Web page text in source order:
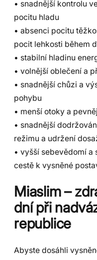
• snadnější kontrolu
pocitu hladu
• absenci pocitu
pocit lehkosti během
• stabilní hladinu
• volnější oblečení a
• snadnější chůzi a
pohybu
• menší otoky a
• snadnější
režimu a udržení
• vyšší sebevědomí
cestě k vysněné
Miaslim –
dní při
republice
Abyste dosáhli